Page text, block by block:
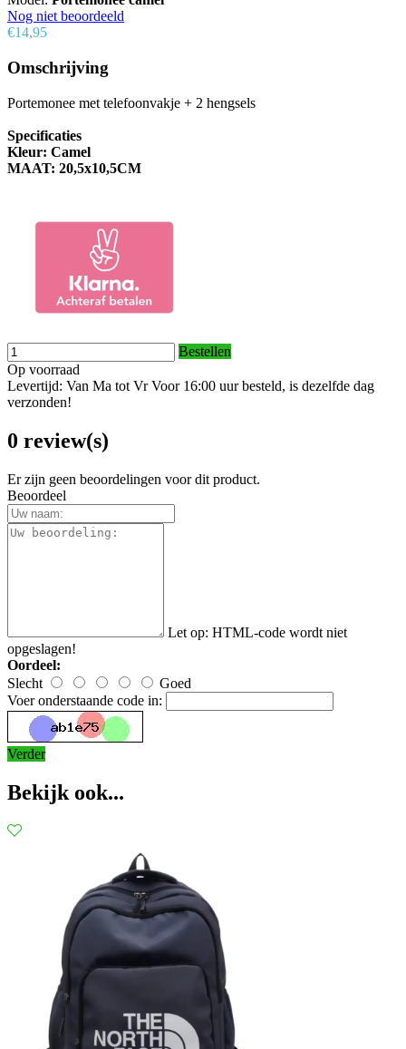
Nog niet beoordeeld
€14,95
Omschrijving
Portemonee met telefoonvakje + 2 hengsels
Specificaties
Kleur: Camel
MAAT: 20,5x10,5CM
Bestellen
Op voorraad
Levertijd: Van Ma tot Vr Voor 16:00 uur besteld, is dezelfde dag
verzonden!
0 review(s)
Er zijn geen beoordelingen voor dit product.
Beoordeel
Let op: HTML-code wordt niet
opgeslagen!
Oordeel:
Slecht
Goed
Voer onderstaande code in:
Verder
Bekijk ook...